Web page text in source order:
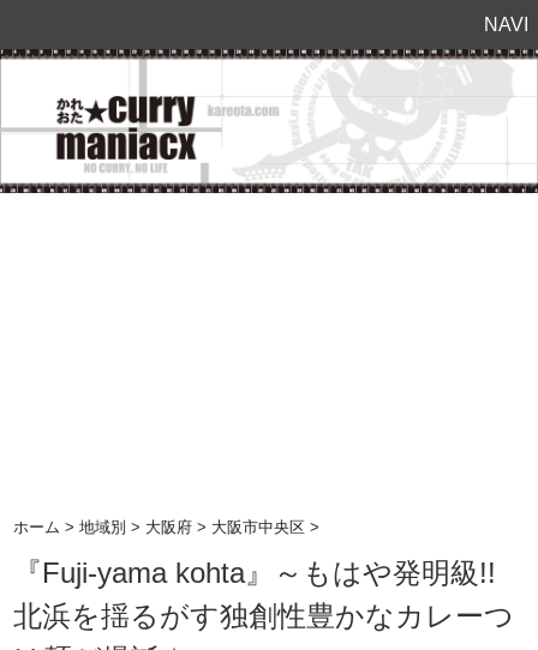
NAVI
ホーム >地域別 > 大阪府 > 大阪市中央区 >
『Fuji-yama kohta』～もはや発明級!!
北浜を揺るがす独創性豊かなカレーつ